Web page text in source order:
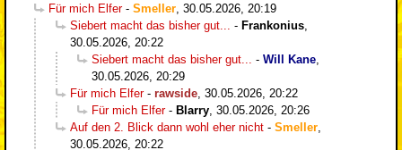
Für mich Elfer- Smeller 30.05.2026, 20:19
Siebert macht das bisher gut...
- Frankonius
30.05.2026, 20:22
Siebert macht das bisher gut...
- Will Kane
30.05.2026, 20:29
Für mich Elfer- rawside 30.05.2026, 20:22
Für mich Elfer- Blarry 30.05.2026, 20:26
Auf den 2. Blick dann wohl eher nicht - Smeller
30.05.2026, 20:22